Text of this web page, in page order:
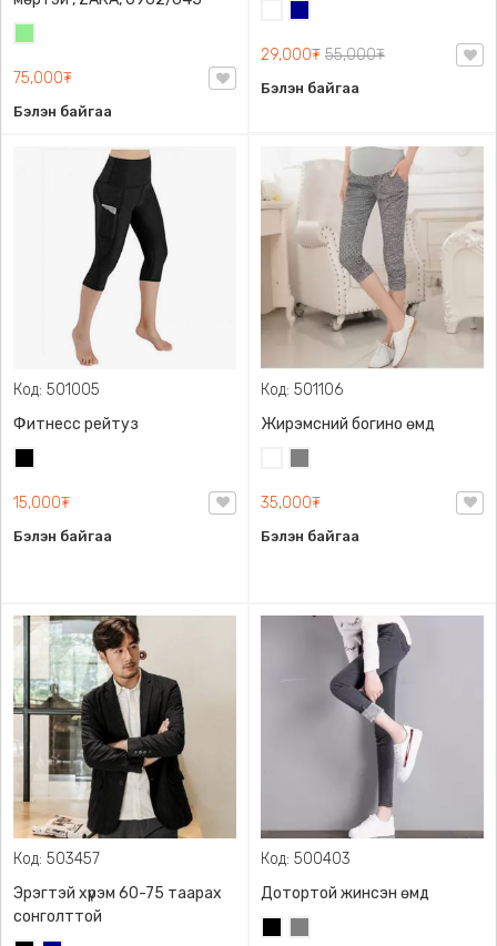
75,000₮
Бэлэн байгаа
29,000₮ 55,000₮
Бэлэн байгаа
Код: 501005
Фитнесс рейтуз
15,000₮
Бэлэн байгаа
Код: 501106
Жирэмсний богино өмд
35,000₮
Бэлэн байгаа
Код: 503457
Эрэгтэй хүрэм 60-75 таарах
сонголттой
Код: 500403
Дотортой жинсэн өмд